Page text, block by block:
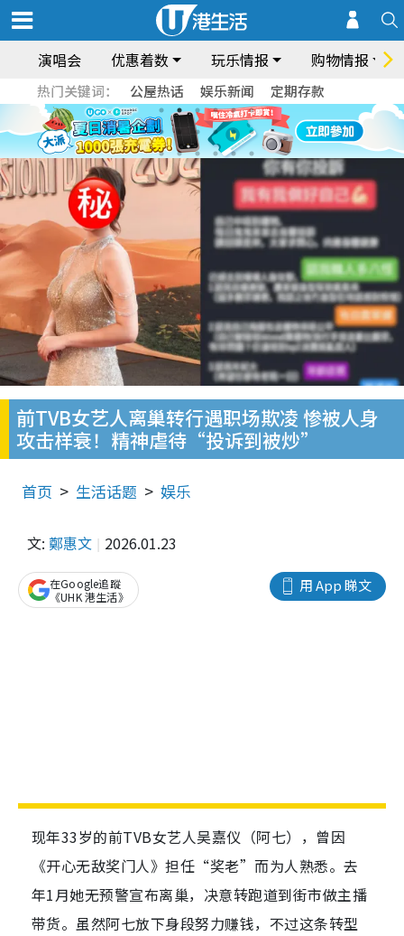
演唱会 优惠着数 玩乐情报 购物情报
热门关键词： 公屋热话 娱乐新闻 定期存款
前TVB女艺人离巢转行遇职场欺凌 惨被人身
攻击样衰！精神虐待“投诉到被炒”
首页 生活话题 娱乐
文: 鄭惠文 2026.01.23
用 App 睇文
在Google追蹤
《UHK 港生活》
现年33岁的前TVB女艺人吴嘉仪（阿七），曾因
《开心无敌奖门人》担任“奖老”而为人熟悉。去
年1月她无预警宣布离巢，决意转跑道到街市做主播
带货。虽然阿七放下身段努力赚钱，不过这条转型